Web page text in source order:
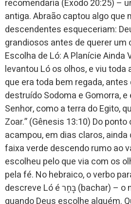
recomendaria (Êxodo 20:25) –
antiga. Abraão captou algo que
descendentes esqueceriam:
grandiosos antes de querer um
Escolha de Ló: A Planície Ainda
levantou Ló os olhos, e viu toda
que era toda bem regada,
destruído Sodoma e Gomorra,
Senhor, como a terra do Egito,
Zoar.” (Gênesis 13:10) Do
acampou, em dias claros, ainda
faixa verde descendo rumo ao
escolheu pelo que via com os
pela fé. No hebraico, o verbo
descreve Ló é בָּחַר (bachar) – o mesmo usado